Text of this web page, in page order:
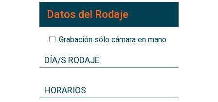
Datos del Rodaje
Grabación sólo cámara en mano